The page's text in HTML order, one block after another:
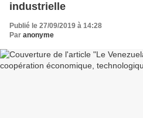
industrielle
Publié le 27/09/2019 à 14:28
Par anonyme